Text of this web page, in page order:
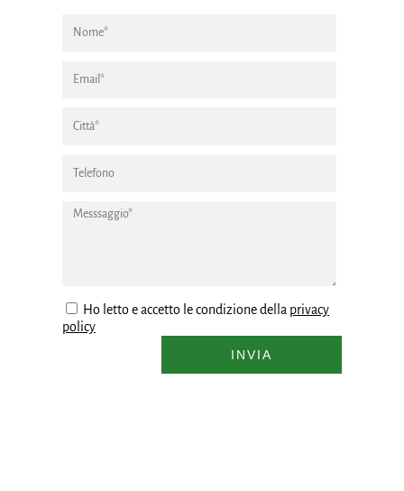
Ho letto e accetto le condizione della privacy
policy
INVIA